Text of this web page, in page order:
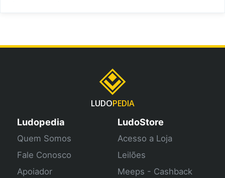
LUDOPEDIA
Ludopedia
Quem Somos
Fale Conosco
Apoiador
LudoStore
Acesso a Loja
Leilões
Meeps - Cashback